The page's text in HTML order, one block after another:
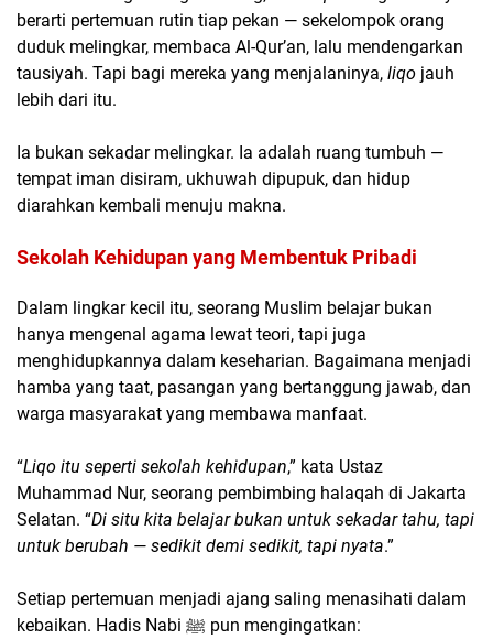
berarti pertemuan rutin tiap pekan — sekelompok orang
duduk melingkar, membaca Al-Qur’an, lalu mendengarkan
tausiyah. Tapi bagi mereka yang menjalaninya, liqo jauh
lebih dari itu.
Ia bukan sekadar melingkar. Ia adalah ruang tumbuh —
tempat iman disiram, ukhuwah dipupuk, dan hidup
diarahkan kembali menuju makna.
Sekolah Kehidupan yang Membentuk Pribadi
Dalam lingkar kecil itu, seorang Muslim belajar bukan
hanya mengenal agama lewat teori, tapi juga
menghidupkannya dalam keseharian. Bagaimana menjadi
hamba yang taat, pasangan yang bertanggung jawab, dan
warga masyarakat yang membawa manfaat.
“Liqo itu seperti sekolah kehidupan,” kata Ustaz
Muhammad Nur, seorang pembimbing halaqah di Jakarta
Selatan. “Di situ kita belajar bukan untuk sekadar tahu, tapi
untuk berubah — sedikit demi sedikit, tapi nyata.”
Setiap pertemuan menjadi ajang saling menasihati dalam
kebaikan. Hadis Nabi ﷺ pun mengingatkan: